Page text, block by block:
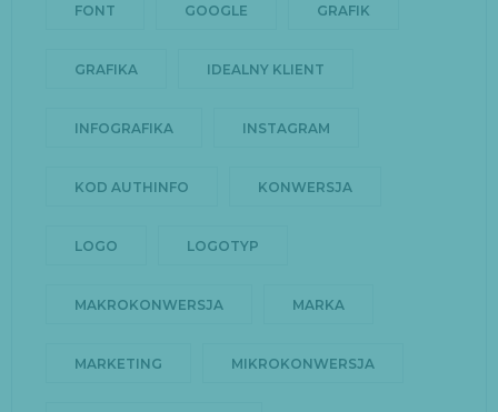
FONT GOOGLE GRAFIK
GRAFIKA IDEALNY KLIENT
INFOGRAFIKA INSTAGRAM
KOD AUTHINFO KONWERSJA
LOGO LOGOTYP
MAKROKONWERSJA MARKA
MARKETING MIKROKONWERSJA